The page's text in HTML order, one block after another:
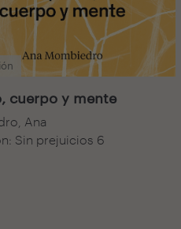
cuerpo y mente
Ana
Sin prejuicios 6